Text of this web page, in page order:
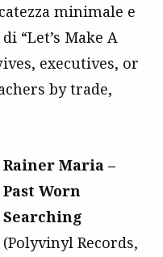
minimale e
“Let’s Make A
executives, or
by trade,
Rainer Maria –
Past Worn
Searching
(Polyvinyl Records,